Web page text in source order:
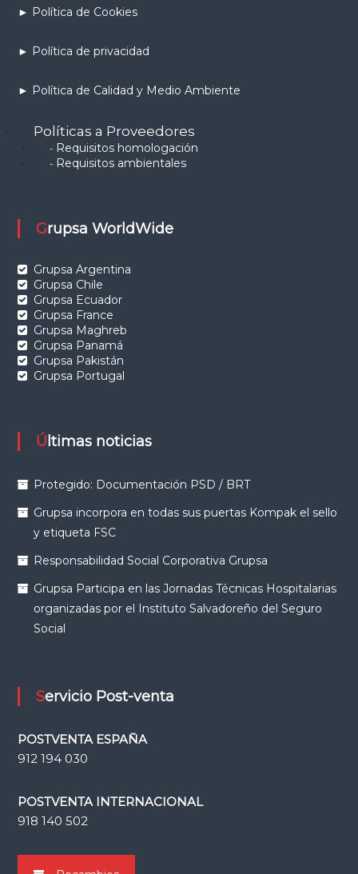
► Política de Cookies
► Política de privacidad
► Política de Calidad y Medio Ambiente
Políticas a Proveedores
- Requisitos homologación
- Requisitos ambientales
Grupsa WorldWide
Grupsa Argentina
Grupsa Chile
Grupsa Ecuador
Grupsa France
Grupsa Maghreb
Grupsa Panamá
Grupsa Pakistán
Grupsa Portugal
Últimas noticias
Protegido: Documentación PSD / BRT
Grupsa incorpora en todas sus puertas Kompak el sello
y etiqueta FSC
Responsabilidad Social Corporativa Grupsa
Grupsa Participa en las Jornadas Técnicas Hospitalarias
organizadas por el Instituto Salvadoreño del Seguro
Social
Servicio Post-venta
POSTVENTA ESPAÑA
912 194 030
POSTVENTA INTERNACIONAL
918 140 502